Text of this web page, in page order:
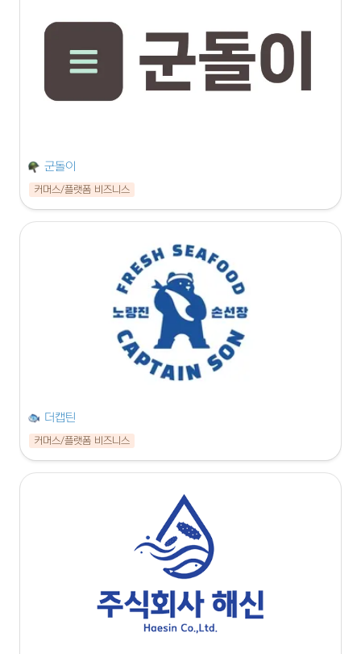
군돌이
커머스/플랫폼 비즈니스
더캡틴
커머스/플랫폼 비즈니스